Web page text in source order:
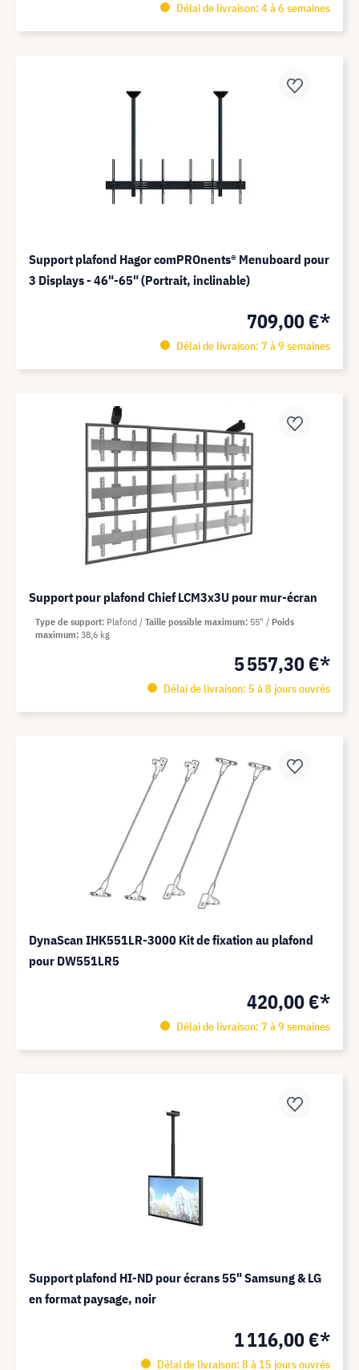
Délai de livraison: 4 à 6 semaines
Support plafond Hagor comPROnents® Menuboard pour
3 Displays - 46"-65" (Portrait, inclinable)
709,00 €*
Délai de livraison: 7 à 9 semaines
Support pour plafond Chief LCM3x3U pour mur-écran
5 557,30 €*
Délai de livraison: 5 à 8 jours ouvrés
Type de support Plafond Taille possible maximum 55"
Poids
maximum 38,6 kg
DynaScan IHK551LR-3000 Kit de fixation au plafond
pour DW551LR5
420,00 €*
Délai de livraison: 7 à 9 semaines
Support plafond HI-ND pour écrans 55" Samsung & LG
en format paysage, noir
1 116,00 €*
Délai de livraison: 8 à 15 jours ouvrés